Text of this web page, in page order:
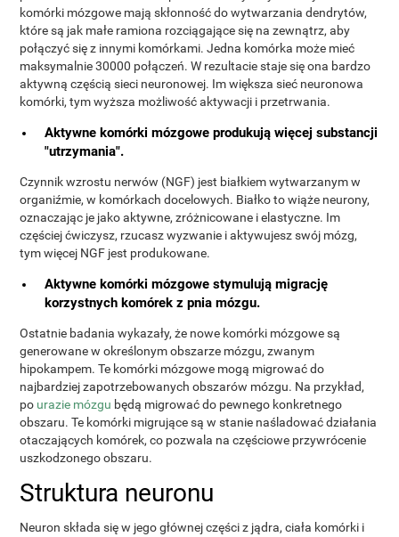
komórki mózgowe mają skłonność do wytwarzania dendrytów,
które są jak małe ramiona rozciągające się na zewnątrz, aby
połączyć się z innymi komórkami. Jedna komórka może mieć
maksymalnie 30000 połączeń. W rezultacie staje się ona bardzo
aktywną częścią sieci neuronowej. Im większa sieć neuronowa
komórki, tym wyższa możliwość aktywacji i przetrwania.
Aktywne komórki mózgowe produkują więcej substancji
"utrzymania".
Czynnik wzrostu nerwów (NGF) jest białkiem wytwarzanym w
organiźmie, w komórkach docelowych. Białko to wiąże neurony,
oznaczając je jako aktywne, zróżnicowane i elastyczne. Im
częściej ćwiczysz, rzucasz wyzwanie i aktywujesz swój mózg,
tym więcej NGF jest produkowane.
Aktywne komórki mózgowe stymulują migrację
korzystnych komórek z pnia mózgu.
Ostatnie badania wykazały, że nowe komórki mózgowe są
generowane w określonym obszarze mózgu, zwanym
hipokampem. Te komórki mózgowe mogą migrować do
najbardziej zapotrzebowanych obszarów mózgu. Na przykład,
po urazie mózgu będą migrować do pewnego konkretnego
obszaru. Te komórki migrujące są w stanie naśladować działania
otaczających komórek, co pozwala na częściowe przywrócenie
uszkodzonego obszaru.
Struktura neuronu
Neuron składa się w jego głównej części z jądra, ciała komórki i